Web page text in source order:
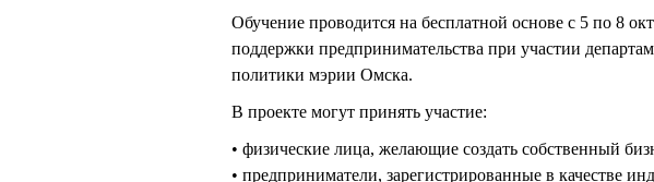
Обучение проводится на бесплатной основе с 5 по 8
поддержки предпринимательства при участии
политики мэрии Омска.
В проекте могут принять участие:
• физические лица, желающие создать собственный
• предприниматели, зарегистрированные в качестве